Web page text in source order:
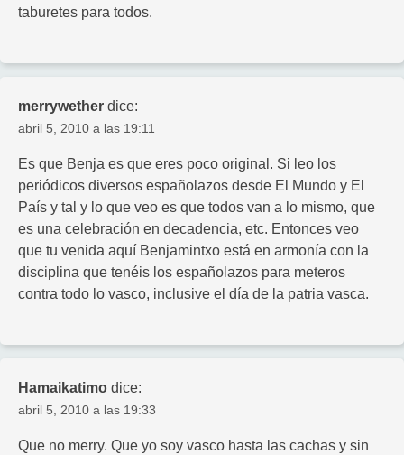
taburetes para todos.
merrywether dice:
abril 5, 2010 a las 19:11
Es que Benja es que eres poco original. Si leo los
periódicos diversos españolazos desde El Mundo y El
País y tal y lo que veo es que todos van a lo mismo, que
es una celebración en decadencia, etc. Entonces veo
que tu venida aquí Benjamintxo está en armonía con la
disciplina que tenéis los españolazos para meteros
contra todo lo vasco, inclusive el día de la patria vasca.
Hamaikatimo dice:
abril 5, 2010 a las 19:33
Que no merry. Que yo soy vasco hasta las cachas y sin